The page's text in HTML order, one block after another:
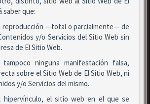
saber que:
reproducción —total o parcialmente— de
y/o Servicios del Sitio Web sin
de El Sitio Web.
ninguna manifestación falsa,
sobre el Sitio Web de El Sitio Web, ni
y/o Servicios del mismo.
hipervínculo, el sitio web en el que se